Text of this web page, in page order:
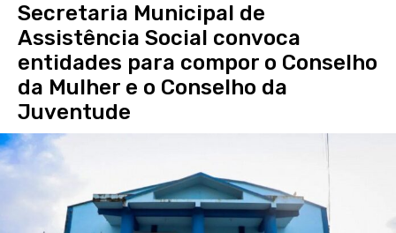
Secretaria Municipal de
Assistência Social convoca
entidades para compor o Conselho
da Mulher e o Conselho da
Juventude